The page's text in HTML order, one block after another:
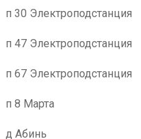
п 30 Электроподстанция
п 47 Электроподстанция
п 67 Электроподстанция
п 8 Марта
д Абинь